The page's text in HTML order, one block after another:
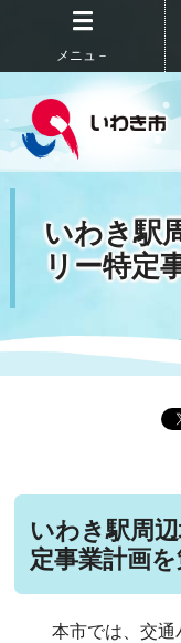
メニュ－
いわき駅
リー特定
いわき駅周
定事業計画
本市では、交通